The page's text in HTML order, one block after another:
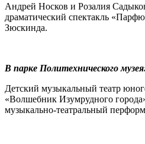
Андрей Носков и Розалия
драматический спектакль
Зюскинда.
В парке Политехнического
Детский музыкальный театр
«Волшебник Изумрудного
музыкально-театральный